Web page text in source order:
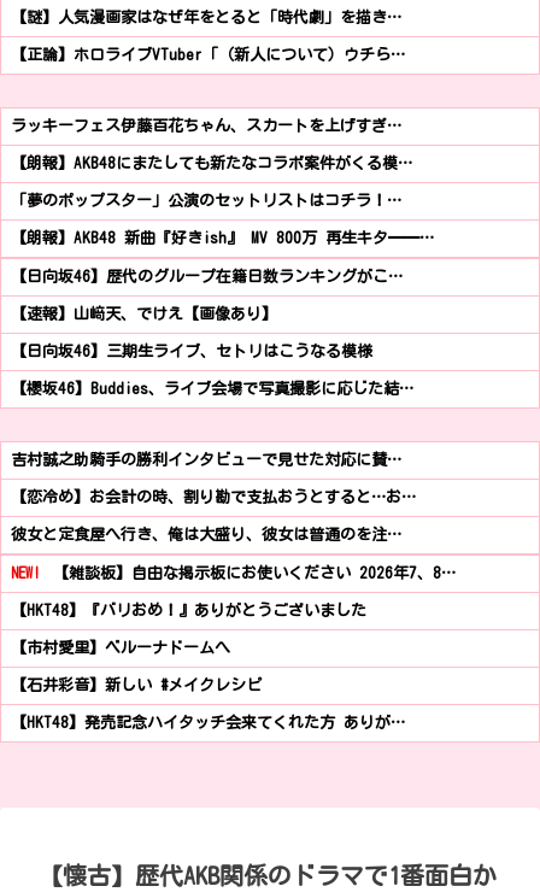
【謎】人気漫画家はなぜ年をとると「時代劇」を描き…
【正論】ホロライブVTuber「（新人について）ウチら…
ラッキーフェス伊藤百花ちゃん、スカートを上げすぎ…
【朗報】AKB48にまたしても新たなコラボ案件がくる模…
「夢のポップスター」公演のセットリストはコチラ！…
【朗報】AKB48 新曲『好きish』 MV 800万 再生キタ━━…
【日向坂46】歴代のグループ在籍日数ランキングがこ…
【速報】山﨑天、でけえ【画像あり】
【日向坂46】三期生ライブ、セトリはこうなる模様
【櫻坂46】Buddies、ライブ会場で写真撮影に応じた結…
吉村誠之助騎手の勝利インタビューで見せた対応に賛…
【恋冷め】お会計の時、割り勘で支払おうとすると…お…
彼女と定食屋へ行き、俺は大盛り、彼女は普通のを注…
NEW! 【雑談板】自由な掲示板にお使いください 2026年7、8…
【HKT48】『バリおめ！』ありがとうございました
【市村愛里】ベルーナドームへ
【石井彩音】新しい #メイクレシピ
【HKT48】発売記念ハイタッチ会来てくれた方 ありが…
【懐古】歴代AKB関係のドラマで1番面白か